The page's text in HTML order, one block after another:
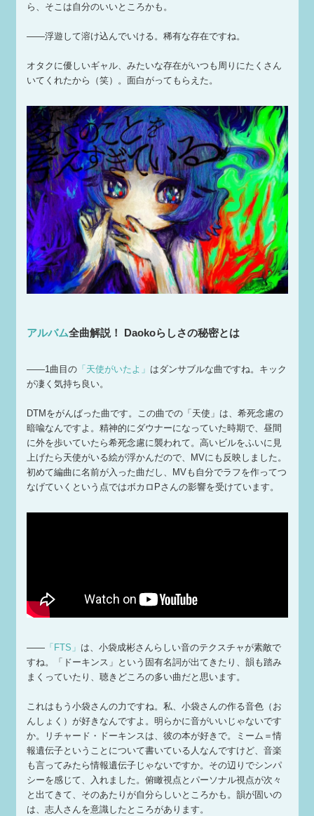
ら、そこは自分のいいところかも。
——浮遊して溶け込んでいける。稀有な存在ですね。
オタクに優しいギャル、みたいな存在がいつも周りにたくさん
いてくれたから（笑）。面白がってもらえた。
アルバム全曲解説！ Daokoらしさの秘密とは
——1曲目の「天使がいたよ」 はダンサブルな曲ですね。キック
が凄く気持ち良い。
DTMをがんばった曲です。この曲での「天使」は、希死念慮の
暗喩なんですよ。精神的にダウナーになっていた時期で、昼間
に外を歩いていたら希死念慮に襲われて。高いビルをふいに見
上げたら天使がいる絵が浮かんだので、MVにも反映しました。
初めて編曲に名前が入った曲だし、MVも自分でラフを作ってつ
なげていくという点ではボカロPさんの影響を受けています。
——「FTS」 は、小袋成彬さんらしい音のテクスチャが素敵で
すね。「ドーキンス」という固有名詞が出てきたり、韻も踏み
まくっていたり、聴きどころの多い曲だと思います。
これはもう小袋さんの力ですね。私、小袋さんの作る音色（お
んしょく）が好きなんですよ。明らかに音がいいじゃないです
か。リチャード・ドーキンスは、彼の本が好きで。ミーム＝情
報遺伝子ということについて書いている人なんですけど、音楽
も言ってみたら情報遺伝子じゃないですか。その辺りでシンパ
シーを感じて、入れました。俯瞰視点とパーソナル視点が次々
と出てきて、そのあたりが自分らしいところかも。韻が固いの
は、志人さんを意識したところがあります。